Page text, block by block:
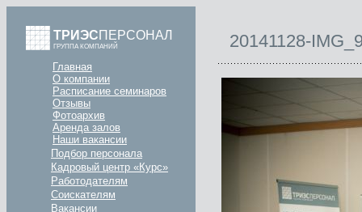
ТРИЭСПЕРСОНАЛ
ГРУППА КОМПАНИЙ
Главная
О компании
Расписание семинаров
Отзывы
Фотоархив
Аренда залов
Наши вакансии
Подбор персонала
Кадровый центр «Курс»
Работодателям
Соискателям
Вакансии
20141128-